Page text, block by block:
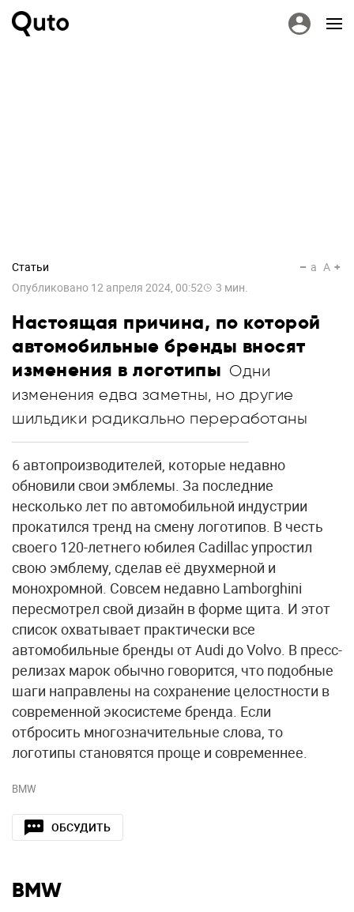
Статьи
Опубликовано 12 апреля 2024, 00:52 3 мин.
a A
Настоящая причина, по которой
автомобильные бренды вносят
изменения в логотипы Одни
изменения едва заметны, но другие
шильдики радикально переработаны
6 автопроизводителей, которые недавно
обновили свои эмблемы. За последние
несколько лет по автомобильной индустрии
прокатился тренд на смену логотипов. В честь
своего 120-летнего юбилея Cadillac упростил
свою эмблему, сделав её двухмерной и
монохромной. Совсем недавно Lamborghini
пересмотрел свой дизайн в форме щита. И этот
список охватывает практически все
автомобильные бренды от Audi до Volvo. В пресс-
релизах марок обычно говорится, что подобные
шаги направлены на сохранение целостности в
современной экосистеме бренда. Если
отбросить многозначительные слова, то
логотипы становятся проще и современнее.
BMW
ОБСУДИТЬ
BMW